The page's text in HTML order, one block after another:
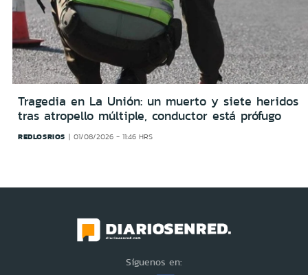
Tragedia en La Unión: un muerto y siete heridos
tras atropello múltiple, conductor está prófugo
REDLOSRIOS 01/08/2026 - 11:46 HRS
Síguenos en: